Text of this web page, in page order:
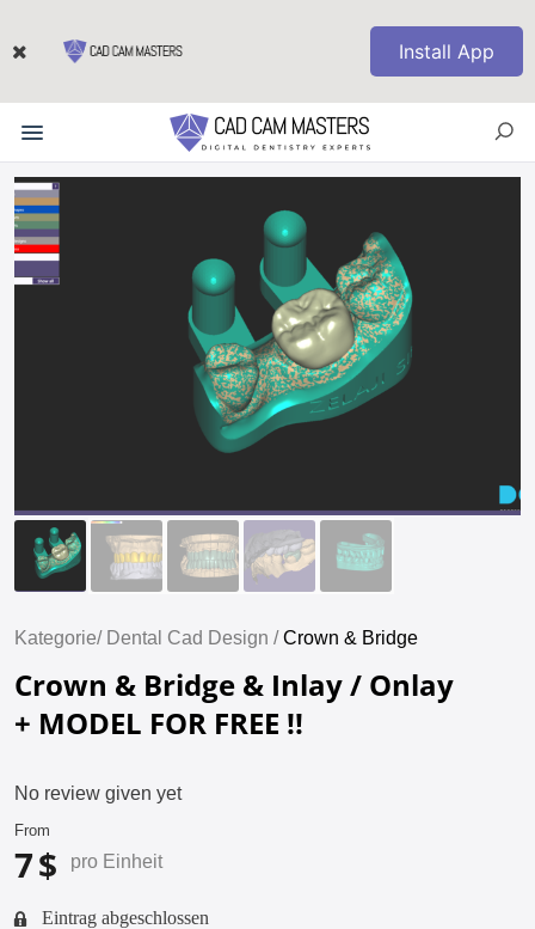
Install App
Kategorie/ Dental Cad Design /Crown & Bridge
Crown & Bridge & Inlay / Onlay
+ MODEL FOR FREE !!
No review given yet
From
7 $ pro Einheit
Eintrag abgeschlossen